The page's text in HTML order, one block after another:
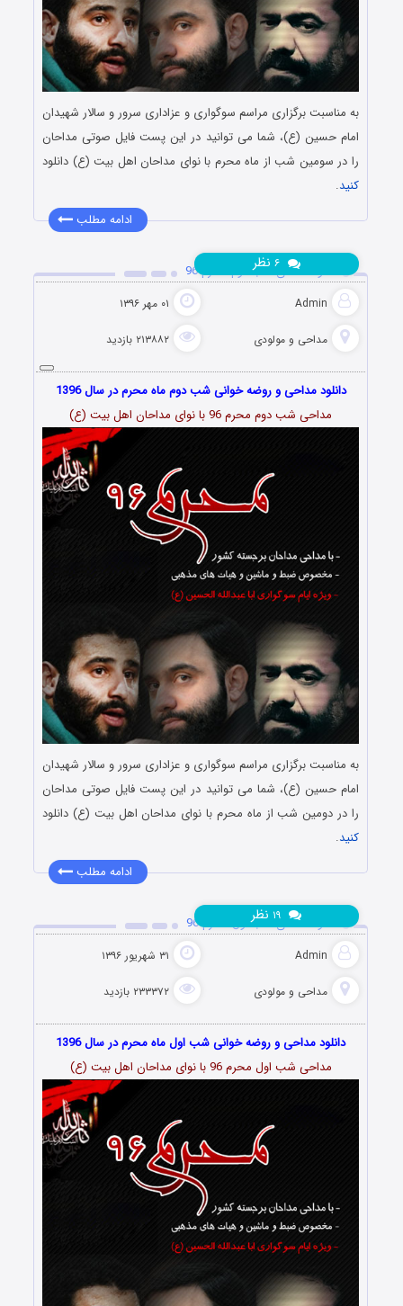
به مناسبت برگزاری مراسم سوگواری و عزاداری سرور و سالار شهیدان
امام حسین (ع)، شما می توانید در این پست فایل صوتی مداحان
را در سومین شب از ماه محرم با نوای مداحان اهل بیت (ع) دانلود
کنید.
ادامه مطلب
دانلود مداحی شب دوم محرم 96
Admin ۰۱ مهر ۱۳۹۶
مداحی و مولودی ۲۱۳۸۸۲ بازدید
۶ نظر
دانلود مداحی و روضه خوانی شب دوم ماه محرم در سال 1396
مداحی شب دوم محرم 96 با نوای مداحان اهل بیت (ع)
به مناسبت برگزاری مراسم سوگواری و عزاداری سرور و سالار شهیدان
امام حسین (ع)، شما می توانید در این پست فایل صوتی مداحان
را در دومین شب از ماه محرم با نوای مداحان اهل بیت (ع) دانلود
کنید.
ادامه مطلب
دانلود مداحی شب اول محرم 96
Admin ۳۱ شهریور ۱۳۹۶
مداحی و مولودی ۲۳۳۳۷۲ بازدید
نظر
دانلود مداحی و روضه خوانی شب اول ماه محرم در سال 1396
مداحی شب اول محرم 96 با نوای مداحان اهل بیت (ع)